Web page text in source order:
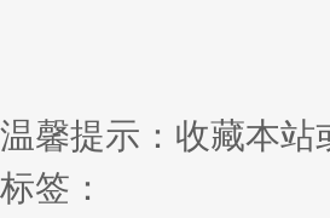
温馨提示：收藏本站
标签：